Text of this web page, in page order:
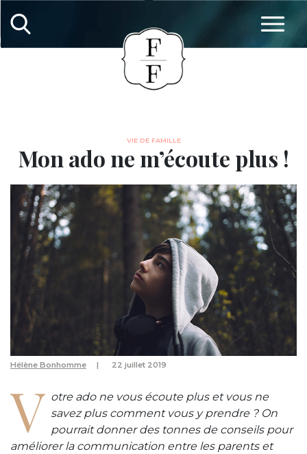
VIE DE FAMILLE
Mon ado ne m’écoute plus !
Hélène Bonhomme 22 juillet 2019
V otre ado ne vous écoute plus et vous ne
savez plus comment vous y prendre ? On
pourrait donner des tonnes de conseils pour
améliorer la communication entre les parents et